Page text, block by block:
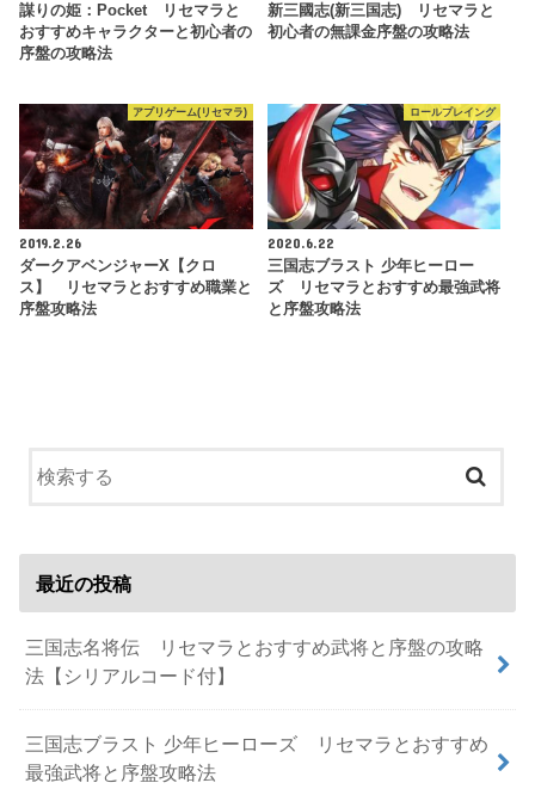
謀りの姫：Pocket リセマラと
おすすめキャラクターと初心者の
序盤の攻略法
新三國志(新三国志) リセマラと
初心者の無課金序盤の攻略法
アプリゲーム(リセマラ)
2019.2.26
ダークアベンジャーX【クロ
ス】 リセマラとおすすめ職業と
序盤攻略法
ロールプレイング
2020.6.22
三国志ブラスト 少年ヒーロー
ズ リセマラとおすすめ最強武将
と序盤攻略法
最近の投稿
三国志名将伝 リセマラとおすすめ武将と序盤の攻略
法【シリアルコード付】
三国志ブラスト 少年ヒーローズ リセマラとおすすめ
最強武将と序盤攻略法